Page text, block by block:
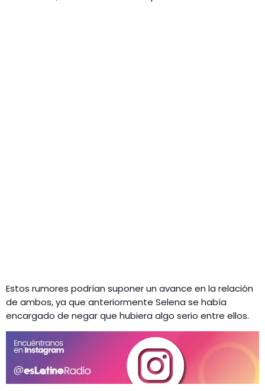
Estos rumores podrían suponer un avance en la relación
de ambos, ya que anteriormente Selena se había
encargado de negar que hubiera algo serio entre ellos.